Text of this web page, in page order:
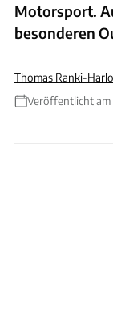
Motorsport.
besonderen
Thomas Ranki-
Veröffentlicht am